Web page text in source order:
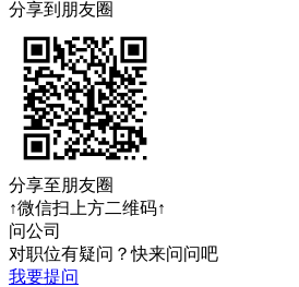
分享到朋友圈
分享至朋友圈
↑微信扫上方二维码↑
问公司
对职位有疑问？快来问问吧
我要提问